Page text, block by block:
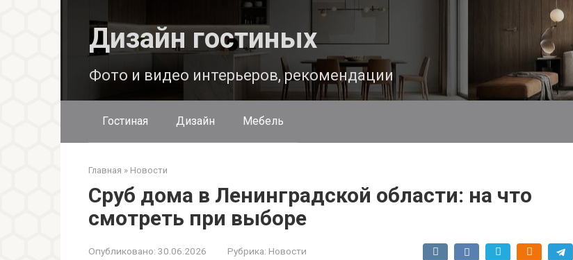
Дизайн гостиных
Фото и видео интерьеров, рекомендации
Гостиная Дизайн Мебель
Главная » Новости
Сруб дома в Ленинградской области: на что
смотреть при выборе
Опубликовано: 30.06.2026 Рубрика: Новости